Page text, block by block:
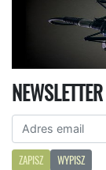
NEWSLETTER
ZAPISZ WYPISZ